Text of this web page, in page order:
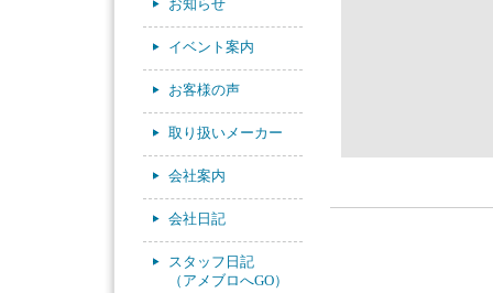
お知らせ
イベント案内
お客様の声
取り扱いメーカー
会社案内
会社日記
スタッフ日記
（アメブロへGO）